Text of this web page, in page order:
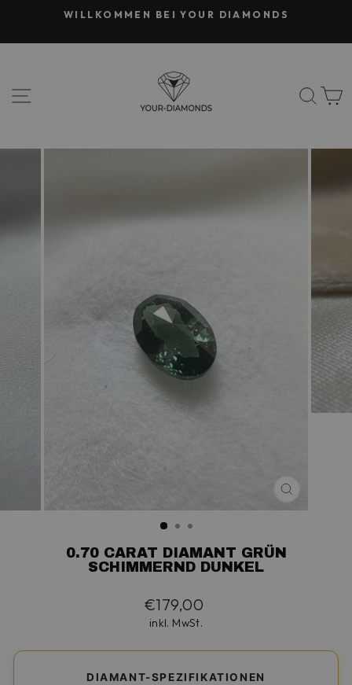
Inhalt
WILLKOMMEN BEI YOUR DIAMONDS
SEITENNAVIGATION
ESC)
0.70 CARAT DIAMANT GRÜN
SCHIMMERND DUNKEL
Normaler
Preis
€179,00
inkl. MwSt.
DIAMANT-SPEZIFIKATIONEN